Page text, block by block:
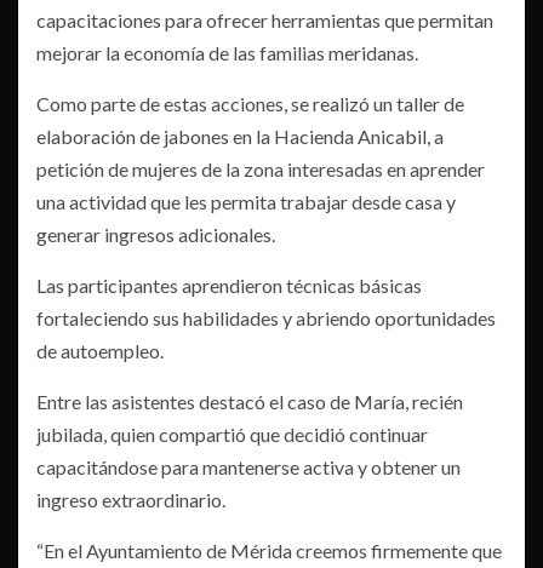
capacitaciones para ofrecer herramientas que permitan
mejorar la economía de las familias meridanas.
Como parte de estas acciones, se realizó un taller de
elaboración de jabones en la Hacienda Anicabil, a
petición de mujeres de la zona interesadas en aprender
una actividad que les permita trabajar desde casa y
generar ingresos adicionales.
Las participantes aprendieron técnicas básicas
fortaleciendo sus habilidades y abriendo oportunidades
de autoempleo.
Entre las asistentes destacó el caso de María, recién
jubilada, quien compartió que decidió continuar
capacitándose para mantenerse activa y obtener un
ingreso extraordinario.
“En el Ayuntamiento de Mérida creemos firmemente que